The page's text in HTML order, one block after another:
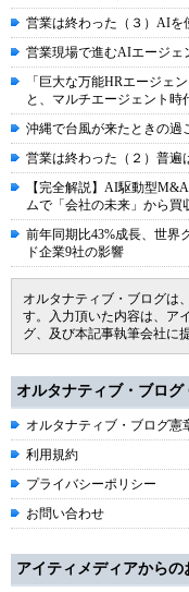
営業は終わった（３）AIを
営業現場で進むAIエージェ
「巨大な万能HRエージェ
と、マルチエージェント時
沖縄で台風が来たときの過
営業は終わった（２）普遍
【完全解説】AI駆動型
ムで「会社の未来」から買
前年同期比43%成長、世界
ド企業9社の影響
オルタナティブ・ブログは
す。入力頂いた内容は、ア
グ、及び本記事執筆会社に
オルタナティブ・ブログ
オルタナティブ・ブログ憲
利用規約
プライバシーポリシー
お問い合わせ
アイティメディアからの